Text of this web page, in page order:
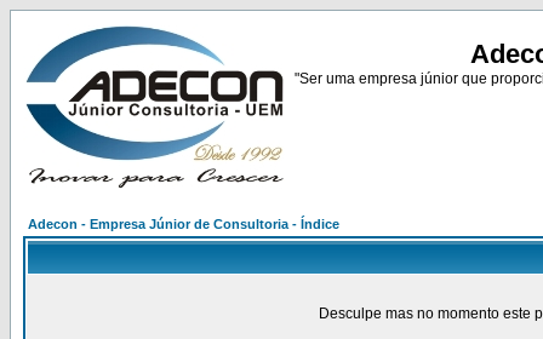
"Ser uma empresa júnior que
Adecon - Empresa Júnior de Consultoria - Índice
Desculpe mas no momento este